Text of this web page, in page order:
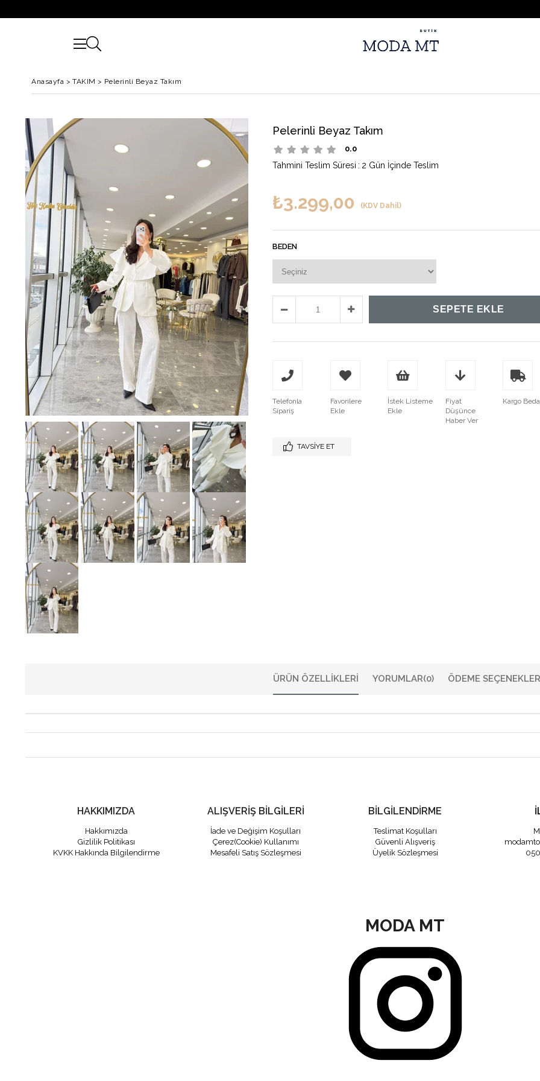
Anasayfa > TAKIM > Pelerinli Beyaz Takım
Pelerinli Beyaz Takım
0.0
Tahmini Teslim Süresi : 2 Gün İçinde Teslim
₺3.299,00 (KDV Dahil)
BEDEN
Telefonla
Sipariş
Favorilere
Ekle
İstek Listeme
Ekle
Fiyat
Düşünce
Haber Ver
Kargo
TAVSIYE ET
ÜRÜN ÖZELLIKLERI YORUMLAR(0) ÖDEME
HAKKIMIZDA
Hakkımızda
Gizlilik Politikası
KVKK Hakkında Bilgilendirme
ALIŞVERİŞ BİLGİLERİ
İade ve Değişim Koşulları
Çerez(Cookie) Kullanımı
Mesafeli Satış Sözleşmesi
BİLGİLENDİRME
Teslimat Koşulları
Güvenli Alışveriş
Üyelik Sözleşmesi
MODA MT